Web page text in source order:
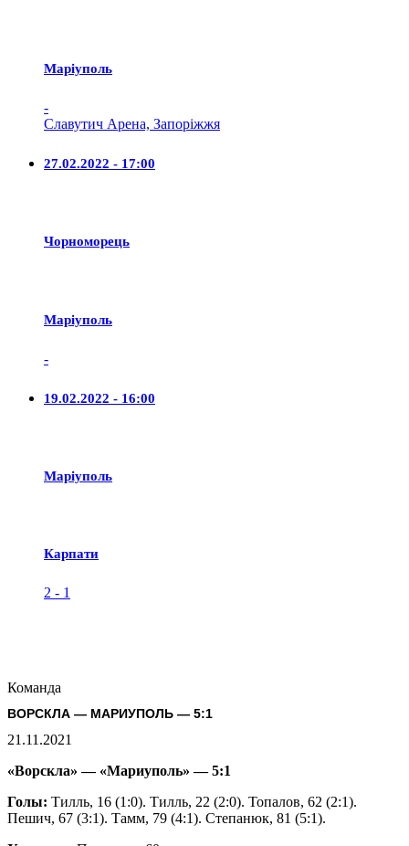
Маріуполь
-
Славутич Арена, Запоріжжя
27.02.2022 - 17:00
Чорноморець
Маріуполь
-
19.02.2022 - 16:00
Маріуполь
Карпати
2 - 1
Команда
ВОРСКЛА — МАРИУПОЛЬ — 5:1
21.11.2021
«Ворскла» — «Мариуполь» — 5:1
Голы: Тилль, 16 (1:0). Тилль, 22 (2:0). Топалов, 62 (2:1).
Пешич, 67 (3:1). Тамм, 79 (4:1). Степанюк, 81 (5:1).